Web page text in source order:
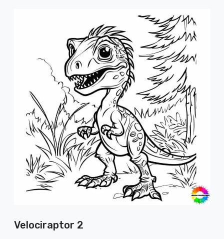
Velociraptor 2